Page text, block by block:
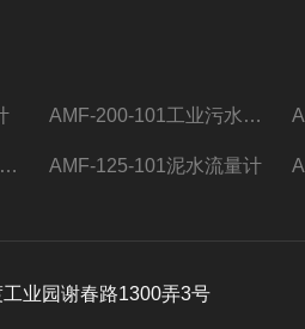
AMF-200-101工业污水流量计
AMF-150-101循环水流量计,电磁流量计 AMF-125-101泥水流量计
工业园谢春路1300弄3号